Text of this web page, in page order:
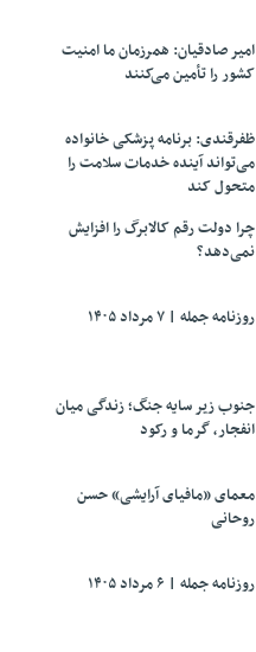
امیر صادقیان: همرزمان ما امنیت
کشور را تأمین می‌کنند
ظفرقندی: برنامه پزشکی خانواده
می‌تواند آینده خدمات سلامت را
متحول کند
چرا دولت رقم کالابرگ را افزایش
نمی‌دهد؟
روزنامه جمله | ۷ مرداد ۱۴۰۵
جنوب زیر سایه جنگ؛ زندگی میان
انفجار، گرما و رکود
معمای «مافیای آرایشی» حسن
روحانی
روزنامه جمله | ۶ مرداد ۱۴۰۵